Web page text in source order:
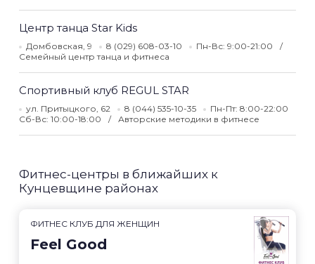
Центр танца Star Kids
Домбовская, 9 8 (029) 608-03-10
Пн-Вс: 9:00-21:00
Семейный центр танца и фитнеса
Спортивный клуб REGUL STAR
ул. Притыцкого, 62 8 (044) 535-10-35
Пн-Пт: 8:00-22:00
Сб-Вс: 10:00-18:00
Авторские методики в фитнесе
Фитнес-центры в ближайших к
Кунцевщине районах
ФИТНЕС КЛУБ ДЛЯ ЖЕНЩИН
Feel Good